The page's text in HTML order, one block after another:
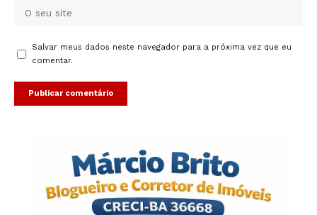
Salvar meus dados neste navegador para a próxima vez que eu
comentar.